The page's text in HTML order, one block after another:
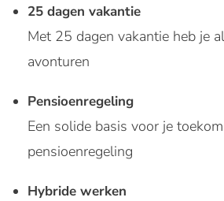
25 dagen vakantie
Met 25 dagen vakantie heb je
avonturen
Pensioenregeling
Een solide basis voor je
pensioenregeling
Hybride werken